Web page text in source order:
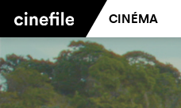
CINÉMA